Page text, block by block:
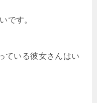
です。
ている彼女さんはい